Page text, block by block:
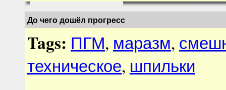
До чего дошёл прогресс
Tags: ПГМ, маразм,
техническое, шпильки